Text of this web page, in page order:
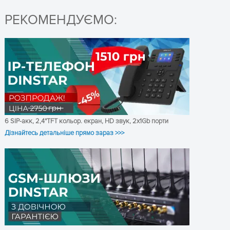
РЕКОМЕНДУЄМО:
6 SIP-акк, 2,4''TFT кольор. екран, HD звук, 2x1Gb порти
Дізнайтесь детальніше прямо зараз >>>
TFTP/HTTP/HTTPS
1706/RFC 2782)
VLAN 802.1P/802.1Q
Характеристики
голосу та факсу
G.711A/U права, G.723.1,
G.729A/B, G.726, iLBC, AMR
Функція придушення
шумових перешкод (CNG)
Виявлення голосової
активності (VAD)
Відлуння придушення
(G.168)
Адаптований (динамічний)
Jitter Buffer
Кнопка переривання
виклику (Hook Flash)
Програмоване регулювання
ОТРИМАТИ КОНСУЛЬТАЦІЮ